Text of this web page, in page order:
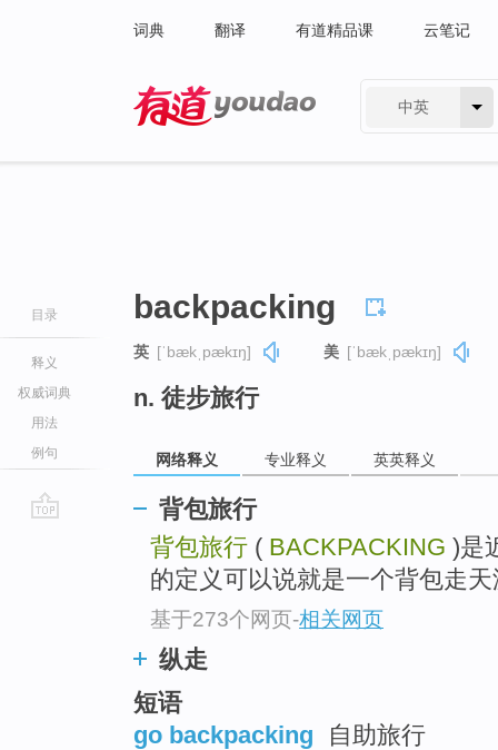
词典 翻译 有道精品课 云笔记
中英
目录
释义
权威词典
用法
例句
backpacking
英 [ˈbækˌpækɪŋ] 美 [ˈbækˌpækɪŋ]
n. 徒步旅行
网络释义 专业释义 英英释义
背包旅行
背包旅行 ( BACKPACKING )是
的定义可以说就是一个背包走天
基于273个网页-相关网页
纵走
短语
go backpacking
自助旅行